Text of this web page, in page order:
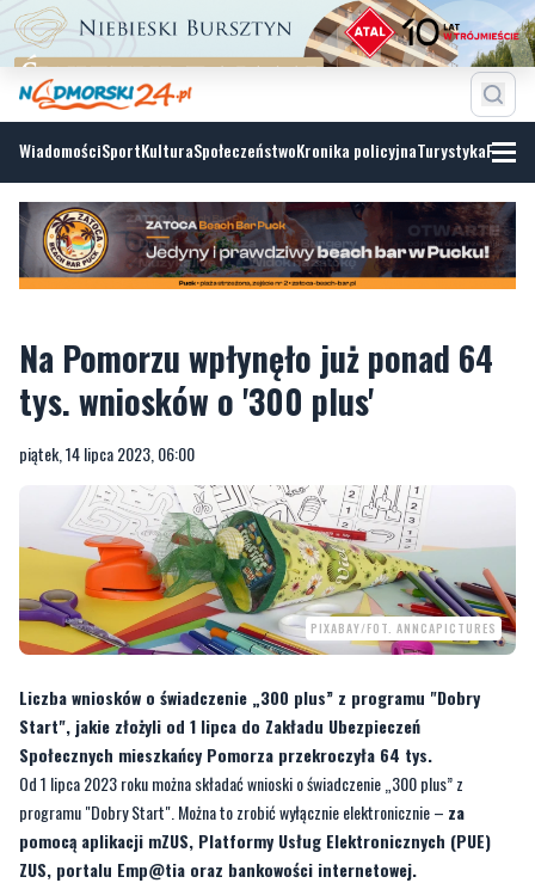
WiadomościSportKulturaSpołeczeństwoKronika policyjnaTurystyka
Na Pomorzu wpłynęło już ponad 64
piątek, 14 lipca 2023, 06:00
PIXABAY/FOT. ANNCAPICTURES
Liczba wniosków o świadczenie „300 plus” z programu "Dobry
Start", jakie złożyli od 1 lipca do Zakładu Ubezpieczeń
Od 1 lipca 2023 roku można składać wnioski o świadczenie „300 plus” z
programu "Dobry Start". Można to zrobić wyłącznie elektronicznie –
pomocą aplikacji mZUS, Platformy Usług Elektronicznych (PUE)
ZUS, portalu Emp@tia oraz bankowości internetowej.
—Zainteresowanie świadczeniem na zakup wyprawki szkolnej jest bardzo duże. Do
7 lipca z Pomorza wpłynęło do ZUS ponad 64 tys. wniosków- poinformował
Krzysztof Cieszyński, regionalny rzecznik prasowy ZUS dla województwa